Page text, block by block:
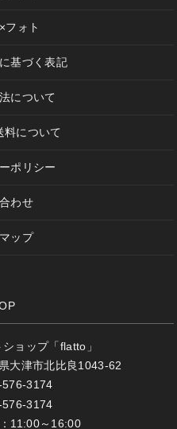
フォト
基づく表記
について
料について
ポリシー
わせ
ップ
ョップ「flatto」
大津市北比良1043-62
3174
576-3174
11:00～16:00